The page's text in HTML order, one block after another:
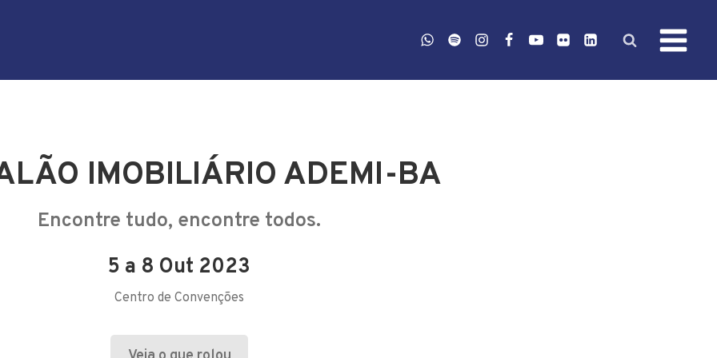
IMOBILIÁRIO ADEMI-BA
Encontre tudo, encontre todos.
5 a 8 Out 2023
Centro de Convenções